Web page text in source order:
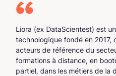
Liora (ex DataScientest) est
technologique fondé en 2017,
acteurs de référence du
formations à distance, en
partiel, dans les métiers de la